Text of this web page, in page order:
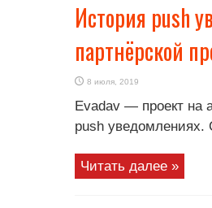
История push
партнёрской
8 июля, 2019
Evadav — проект на
push уведомлениях.
Читать далее »